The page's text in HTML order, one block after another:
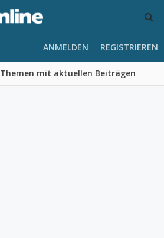
Themen mit aktuellen Beiträgen
ANMELDEN REGISTRIEREN